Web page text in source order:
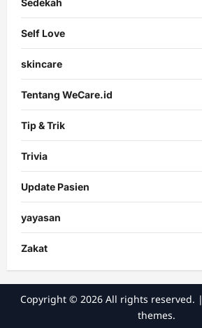
Sedekah
Self Love
skincare
Tentang WeCare.id
Tip & Trik
Trivia
Update Pasien
yayasan
Zakat
Copyright © 2026 All rights reserved. |
themes.